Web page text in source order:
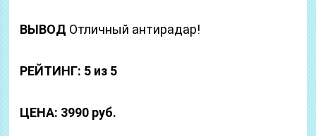
ВЫВОД Отличный антирадар!
РЕЙТИНГ: 5 из 5
ЦЕНА: 3990 руб.